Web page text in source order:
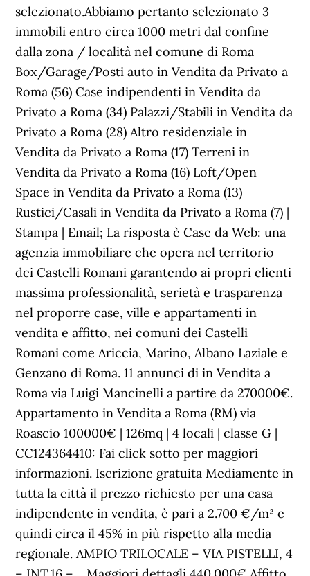
selezionato.Abbiamo pertanto selezionato 3
immobili entro circa 1000 metri dal confine
dalla zona / località nel comune di Roma
Box/Garage/Posti auto in Vendita da Privato a
Roma (56) Case indipendenti in Vendita da
Privato a Roma (34) Palazzi/Stabili in Vendita da
Privato a Roma (28) Altro residenziale in
Vendita da Privato a Roma (17) Terreni in
Vendita da Privato a Roma (16) Loft/Open
Space in Vendita da Privato a Roma (13)
Rustici/Casali in Vendita da Privato a Roma (7) |
Stampa | Email; La risposta è Case da Web: una
agenzia immobiliare che opera nel territorio
dei Castelli Romani garantendo ai propri clienti
massima professionalità, serietà e trasparenza
nel proporre case, ville e appartamenti in
vendita e affitto, nei comuni dei Castelli
Romani come Ariccia, Marino, Albano Laziale e
Genzano di Roma. 11 annunci di in Vendita a
Roma via Luigi Mancinelli a partire da 270000€.
Appartamento in Vendita a Roma (RM) via
Roascio 100000€ | 126mq | 4 locali | classe G |
CC124364410: Fai click sotto per maggiori
informazioni. Iscrizione gratuita Mediamente in
tutta la città il prezzo richiesto per una casa
indipendente in vendita, è pari a 2.700 €/m² e
quindi circa il 45% in più rispetto alla media
regionale. AMPIO TRILOCALE – VIA PISTELLI, 4